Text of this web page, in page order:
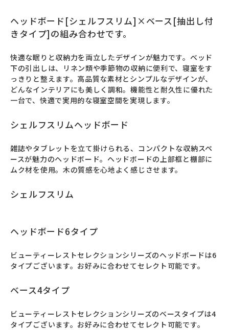
ヘッドボード[シェルフスリム]×ベース[抽出し付
きタイプ]の組み合わせです。
快適な眠りと収納力を両立したデザインが魅力です。ベッド
下の引出しは、リネン類や季節物の収納に便利で、寝室をす
っきりと整えます。高品質な素材とシンプルなデザインが、
どんなインテリアにも美しく調和。機能性と耐久性に優れた
一台で、快適で実用的な寝室空間を実現します。
シェルフスリムヘッドボード
雑誌やタブレットを立て掛けられる、コンパクトな収納スペ
ースが魅力のヘッドボード。ヘッドボードの上部框と棚部に
ムク材を使用。木の質感を心地よく感じさせます。
シェルフスリム
ヘッドボード6タイプ
ビューティーレストセレクションシリーズのヘッドボードは6
タイプございます。お好みに合わせてセレクト可能です。
ベース4タイプ
ビューティーレストセレクションシリーズのベースタイプは4
タイプございます。お好みに合わせてセレクト可能です。